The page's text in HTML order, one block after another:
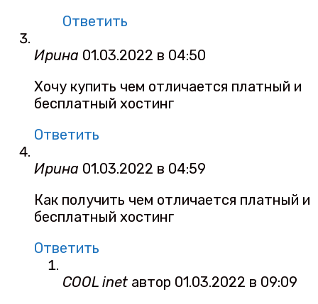
Ответить
Ирина 01.03.2022 в 04:50
Хочу купить чем отличается платный и
бесплатный хостинг
Ответить
Ирина 01.03.2022 в 04:59
Как получить чем отличается платный и
бесплатный хостинг
Ответить
COOL inet автор 01.03.2022 в 09:09